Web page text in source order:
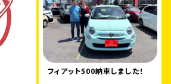
フィアット500納車しました！